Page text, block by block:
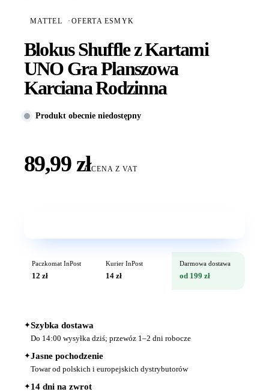
MATTEL · OFERTA ESMYK
Blokus Shuffle z Kartami
UNO Gra Planszowa
Karciana Rodzinna
Produkt obecnie niedostępny
89,99 złCENA Z VAT
Paczkomat InPost
12 zł
Kurier InPost
14 zł
Darmowa dostawa
od 199 zł
✦Szybka dostawa
Do 14:00 wysyłka dziś; przewóz 1–2 dni robocze
✦Jasne pochodzenie
Towar od polskich i europejskich dystrybutorów
✦14 dni na zwrot